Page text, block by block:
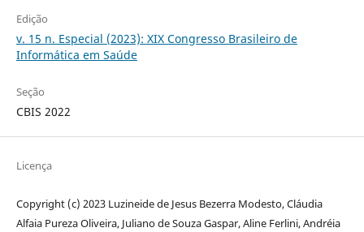
Edição
v. 15 n. Especial (2023): XIX Congresso Brasileiro de
Informática em Saúde
Seção
CBIS 2022
Licença
Copyright (c) 2023 Luzineide de Jesus Bezerra Modesto, Cláudia
Alfaia Pureza Oliveira, Juliano de Souza Gaspar, Aline Ferlini, Andréia